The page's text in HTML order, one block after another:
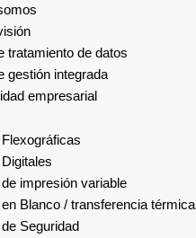
tratamiento de datos
gestión integrada
empresarial
impresión variable
Blanco / transferencia térmica
Seguridad